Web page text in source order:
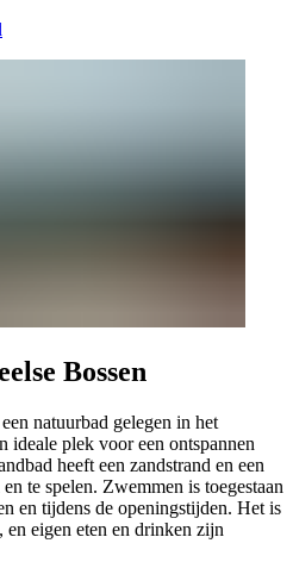
Bossen
natuurbad gelegen in het
ideale plek voor een ontspannen
heeft een zandstrand en een
te spelen. Zwemmen is toegestaan
en tijdens de openingstijden. Het is
eigen eten en drinken zijn